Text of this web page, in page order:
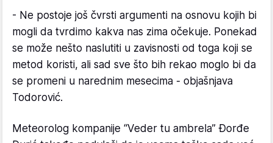
- Ne postoje još čvrsti argumenti na osnovu kojih bi
mogli da tvrdimo kakva nas zima očekuje. Ponekad
se može nešto naslutiti u zavisnosti od toga koji se
metod koristi, ali sad sve što bih rekao moglo bi da
se promeni u narednim mesecima - objašnjava
Todorović.
Meteorolog kompanije “Veder tu ambrela” Đorđe